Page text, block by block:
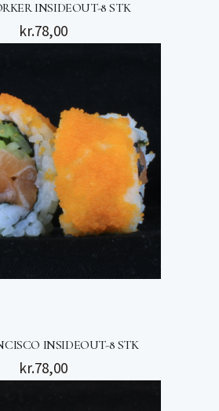
INSIDEOUT-8 STK
kr.78,00
INSIDEOUT-8 STK
kr.78,00